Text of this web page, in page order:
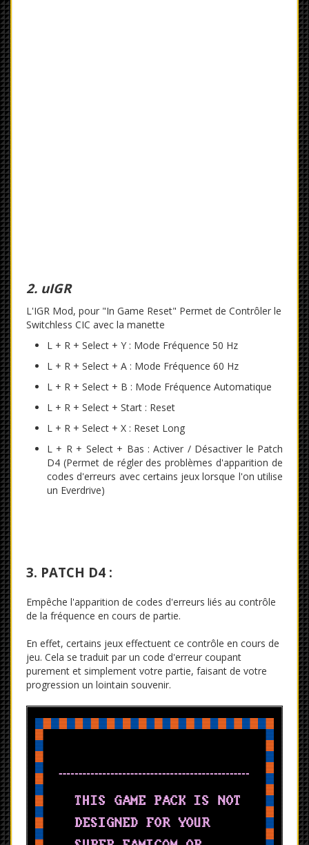
2. uIGR
L'IGR Mod, pour "In Game Reset" Permet de Contrôler le
Switchless CIC avec la manette
L + R + Select + Y : Mode Fréquence 50 Hz
L + R + Select + A : Mode Fréquence 60 Hz
L + R + Select + B : Mode Fréquence Automatique
L + R + Select + Start : Reset
L + R + Select + X : Reset Long
L + R + Select + Bas : Activer / Désactiver le Patch
D4 (Permet de régler des problèmes d'apparition de
codes d'erreurs avec certains jeux lorsque l'on utilise
un Everdrive)
3. PATCH D4 :
Empêche l'apparition de codes d'erreurs liés au contrôle
de la fréquence en cours de partie.
En effet, certains jeux effectuent ce contrôle en cours de
jeu. Cela se traduit par un code d'erreur coupant
purement et simplement votre partie, faisant de votre
progression un lointain souvenir.